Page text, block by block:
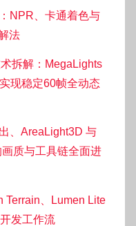
NPR、卡通着色与
法
拆解：MegaLights
现稳定60帧全动态
、AreaLight3D 与
质与工具链全面进
Terrain、Lumen Lite
发工作流